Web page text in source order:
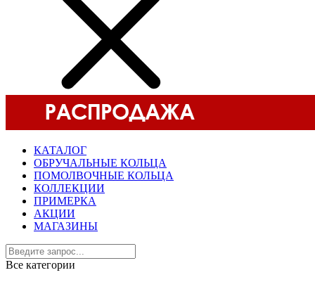
КАТАЛОГ
ОБРУЧАЛЬНЫЕ КОЛЬЦА
ПОМОЛВОЧНЫЕ КОЛЬЦА
КОЛЛЕКЦИИ
ПРИМЕРКА
АКЦИИ
МАГАЗИНЫ
Все категории